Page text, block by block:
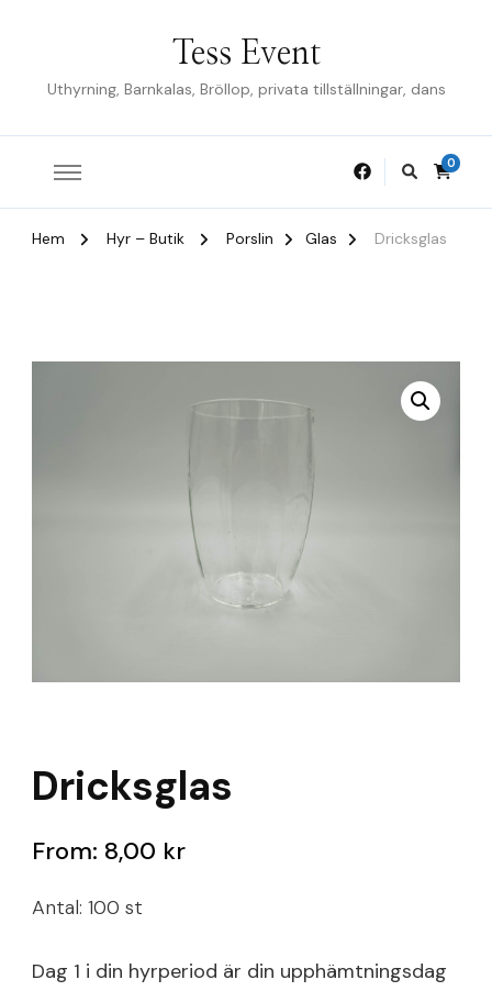
Tess Event
Uthyrning, Barnkalas, Bröllop, privata tillställningar, dans
0
Hem Hyr – Butik Porslin Glas Dricksglas
Dricksglas
From: 8,00 kr
Antal: 100 st
Dag 1 i din hyrperiod är din upphämtningsdag